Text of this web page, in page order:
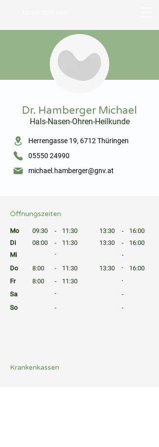
Dr. Hamberger Michael
Hals-Nasen-Ohren-Heilkunde
Herrengasse 19, 6712 Thüringen
05550 24990
michael.hamberger@gnv.at
Öffnungszeiten
Mo
09:30 - 11:30 13:30 -
16:00
Di
08:00 - 11:30 13:30 -
16:00
Mi
-
-
Do
8:00 - 11:30 13:30 -
16:00
Fr
8:00 - 11:30 -
Sa -
-
So
-
-
Krankenkassen